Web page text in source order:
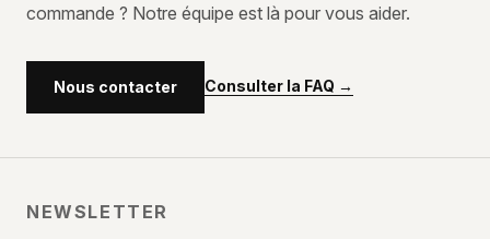
commande ? Notre équipe est là pour vous aider.
Nous contacter Consulter la FAQ →
NEWSLETTER